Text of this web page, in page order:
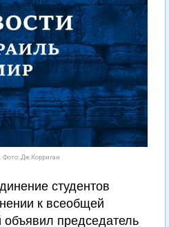
Фото: Дж.Корриган
студентов
к всеобщей
объявил председатель